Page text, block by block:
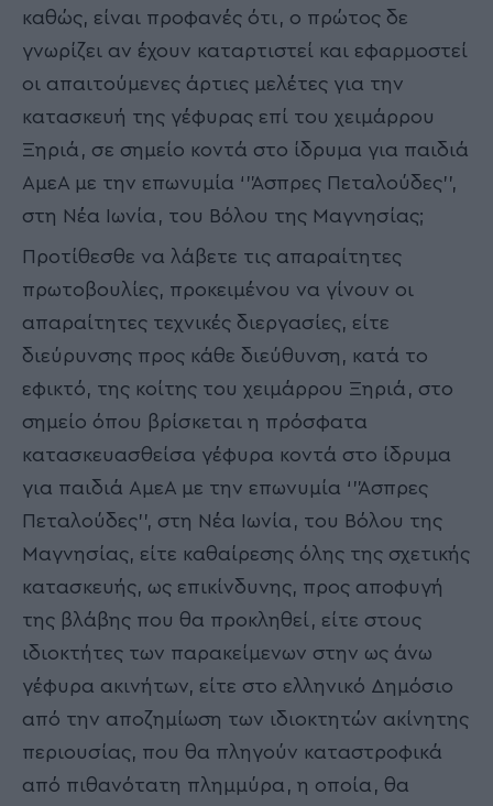
καθώς, είναι προφανές ότι, ο πρώτος δε
γνωρίζει αν έχουν καταρτιστεί και εφαρμοστεί
οι απαιτούμενες άρτιες μελέτες για την
κατασκευή της γέφυρας επί του χειμάρρου
Ξηριά, σε σημείο κοντά στο ίδρυμα για παιδιά
ΑμεΑ με την επωνυμία ‘’Άσπρες Πεταλούδες’’,
στη Νέα Ιωνία, του Βόλου της Μαγνησίας;
Προτίθεσθε να λάβετε τις απαραίτητες
πρωτοβουλίες, προκειμένου να γίνουν οι
απαραίτητες τεχνικές διεργασίες, είτε
διεύρυνσης προς κάθε διεύθυνση, κατά το
εφικτό, της κοίτης του χειμάρρου Ξηριά, στο
σημείο όπου βρίσκεται η πρόσφατα
κατασκευασθείσα γέφυρα κοντά στο ίδρυμα
για παιδιά ΑμεΑ με την επωνυμία ‘’Άσπρες
Πεταλούδες’’, στη Νέα Ιωνία, του Βόλου της
Μαγνησίας, είτε καθαίρεσης όλης της σχετικής
κατασκευής, ως επικίνδυνης, προς αποφυγή
της βλάβης που θα προκληθεί, είτε στους
ιδιοκτήτες των παρακείμενων στην ως άνω
γέφυρα ακινήτων, είτε στο ελληνικό Δημόσιο
από την αποζημίωση των ιδιοκτητών ακίνητης
περιουσίας, που θα πληγούν καταστροφικά
από πιθανότατη πλημμύρα, η οποία, θα